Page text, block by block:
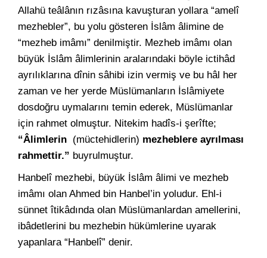
Allahü teâlânın rızâsına kavuşturan yollara “amelî
mezhebler”, bu yolu gösteren İslâm âlimine de
“mezheb imâmı” denilmiştir. Mezheb imâmı olan
büyük İslâm âlimlerinin aralarındaki böyle ictihâd
ayrılıklarına dînin sâhibi izin vermiş ve bu hâl her
zaman ve her yerde Müslümanların İslâmiyete
dosdoğru uymalarını temin ederek, Müslümanlar
için rahmet olmuştur. Nitekim hadîs-i şerîfte;
“Âlimlerin (müctehidlerin) mezheblere ayrılması
rahmettir.” buyrulmuştur.
Hanbelî mezhebi, büyük İslâm âlimi ve mezheb
imâmı olan Ahmed bin Hanbel’in yoludur. Ehl-i
sünnet îtikâdında olan Müslümanlardan amellerini,
ibâdetlerini bu mezhebin hükümlerine uyarak
yapanlara “Hanbelî” denir.